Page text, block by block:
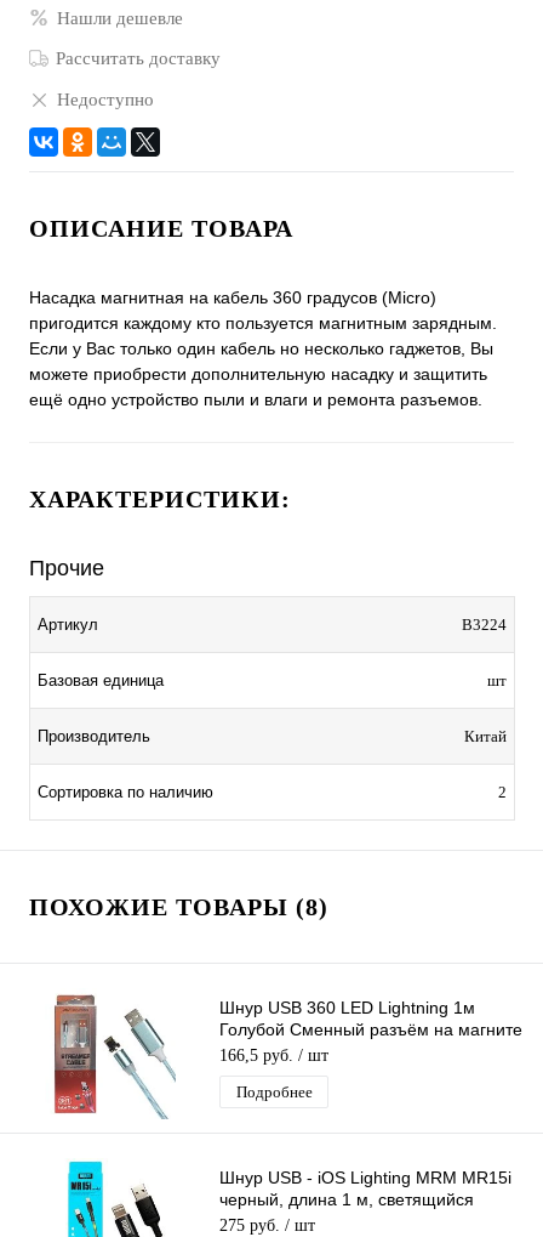
Нашли дешевле
Рассчитать доставку
Недоступно
ОПИСАНИЕ ТОВАРА
Насадка магнитная на кабель 360 градусов (Micro)
пригодится каждому кто пользуется магнитным зарядным.
Если у Вас только один кабель но несколько гаджетов, Вы
можете приобрести дополнительную насадку и защитить
ещё одно устройство пыли и влаги и ремонта разъемов.
ХАРАКТЕРИСТИКИ:
Прочие
Артикул B3224
Базовая единица шт
Производитель Китай
Сортировка по наличию 2
ПОХОЖИЕ ТОВАРЫ (8)
Шнур USB 360 LED Lightning 1м
Голубой Сменный разъём на магните
360 градусов светящийся Бегущие
Огни
166,5 руб. / шт
Подробнее
Шнур USB - iOS Lighting MRM MR15i
черный, длина 1 м, светящийся
кабель LED
275 руб. / шт